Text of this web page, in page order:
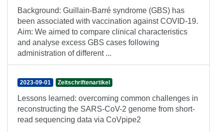
Background: Guillain-Barré syndrome (GBS) has
been associated with vaccination against COVID-19.
Aim: We aimed to compare clinical characteristics
and analyse excess GBS cases following
administration of different ...
2023-09-01 Zeitschriftenartikel
Lessons learned: overcoming common challenges in
reconstructing the SARS-CoV-2 genome from short-
read sequencing data via CoVpipe2